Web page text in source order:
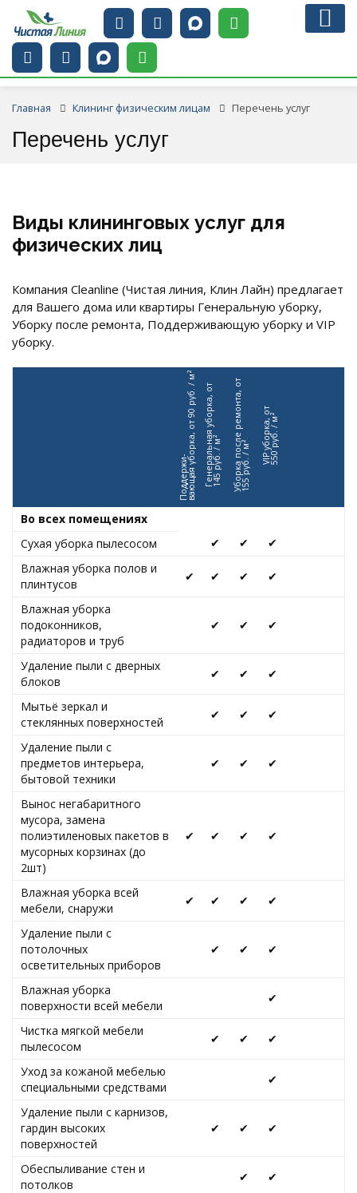
Главная Клининг физическим лицам Перечень услуг
Перечень услуг
Виды клининговых услуг для
физических лиц
Компания Cleanline (Чистая линия, Клин Лайн) предлагает
для Вашего дома или квартиры Генеральную уборку,
Уборку после ремонта, Поддерживающую уборку и VIP
уборку.
Поддержи-вающая уборка, от 90 руб. / м²Генеральная уборка, от145 руб. / м² Уборка после ремонта, от155 руб. / м²
VIP уборка, от550 руб. / м²
Во всех помещениях
Сухая уборка пылесосом
✔ ✔
✔
Влажная уборка полов и
плинтусов
✔ ✔ ✔ ✔
Влажная уборка
подоконников,
радиаторов и труб
✔ ✔ ✔
Удаление пыли с дверных
блоков
✔ ✔ ✔
Мытьё зеркал и
стеклянных поверхностей
✔ ✔ ✔
Удаление пыли с
предметов интерьера,
бытовой техники
✔ ✔ ✔
Вынос негабаритного
мусора, замена
полиэтиленовых пакетов в
мусорных корзинах (до
2шт)
✔ ✔ ✔ ✔
Влажная уборка всей
мебели, снаружи
✔ ✔ ✔ ✔
Удаление пыли с
потолочных
осветительных приборов
✔ ✔ ✔
Влажная уборка
поверхности всей мебели
✔
Чистка мягкой мебели
пылесосом
✔ ✔ ✔
Уход за кожаной мебелью
специальными средствами
✔
Удаление пыли с карнизов,
гардин высоких
поверхностей
✔ ✔ ✔
Обеспыливание стен и
потолков
✔ ✔